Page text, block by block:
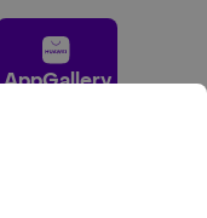
AppGallery